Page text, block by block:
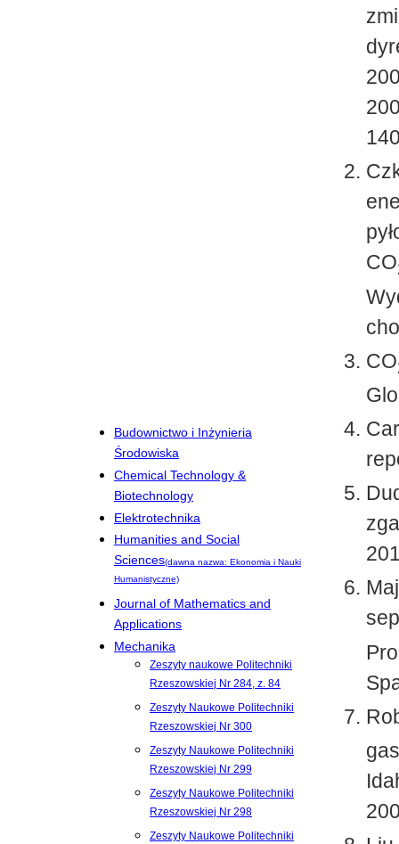
Budownictwo i Inżynieria
Środowiska
Chemical Technology &
Biotechnology
Elektrotechnika
Humanities and Social
Sciences(dawna nazwa: Ekonomia i Nauki
Humanistyczne)
Journal of Mathematics and
Applications
Mechanika
Zeszyty naukowe Politechniki
Rzeszowskiej Nr 284, z. 84
Zeszyty Naukowe Politechniki
Rzeszowskiej Nr 300
Zeszyty Naukowe Politechniki
Rzeszowskiej Nr 299
Zeszyty Naukowe Politechniki
Rzeszowskiej Nr 298
Zeszyty Naukowe Politechniki
CO
CO